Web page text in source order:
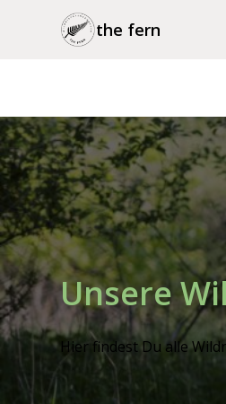
the fern
Unsere
Hier findest Du alle